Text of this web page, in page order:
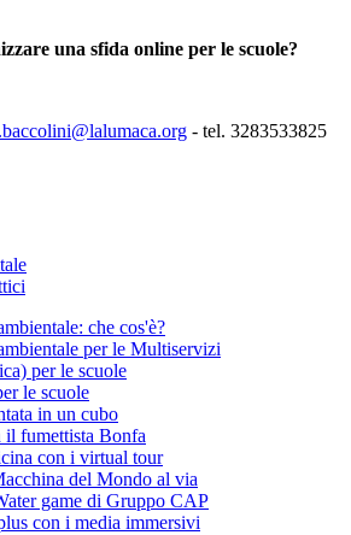
una sfida online per le scuole?
- tel. 3283533825
che cos'è?
per le Multiservizi
per le scuole
le scuole
in un cubo
il fumettista Bonfa
con i virtual tour
del Mondo al via
game di Gruppo CAP
con i media immersivi